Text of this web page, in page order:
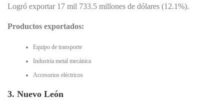
Logró exportar 17 mil 733.5 millones de dólares (12.1%).
Productos exportados:
Equipo de transporte
Industria metal mecánica
Accesorios eléctricos
3. Nuevo León